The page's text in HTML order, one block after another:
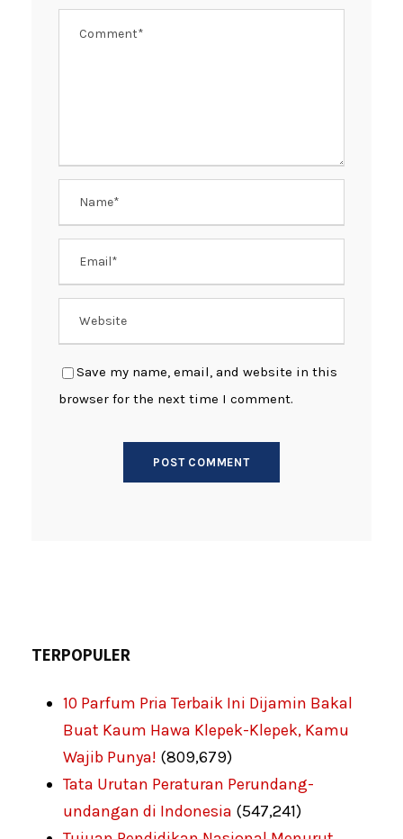
Save my name, email, and website in this
browser for the next time I comment.
TERPOPULER
10 Parfum Pria Terbaik Ini Dijamin Bakal
Buat Kaum Hawa Klepek-Klepek, Kamu
Wajib Punya! (809,679)
Tata Urutan Peraturan Perundang-
undangan di Indonesia (547,241)